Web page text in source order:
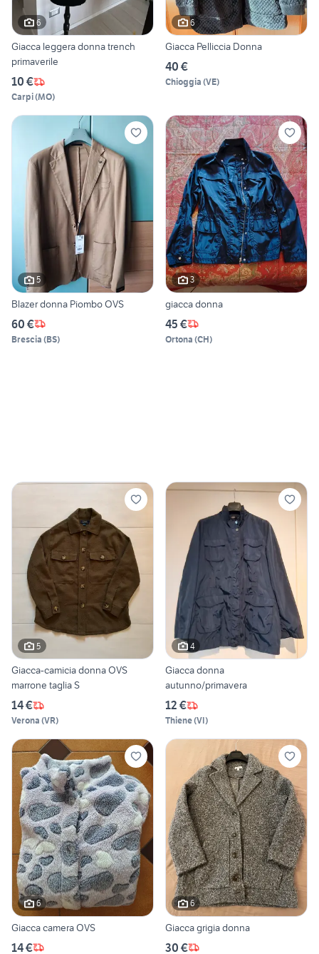
6
Giacca leggera donna trench
primaverile
10 €
Carpi(MO)
6
Giacca Pelliccia Donna
40 €
Chioggia (VE)
5
Blazer donna Piombo OVS
60 €
Brescia (BS)
3
giacca donna
45 €
Ortona (CH)
5
Giacca-camicia donna OVS
marrone taglia S
14 €
Verona (VR)
4
Giacca donna
autunno/primavera
12 €
Thiene(VI)
6
Giacca camera OVS
14 €
6
Giacca grigia donna
30 €